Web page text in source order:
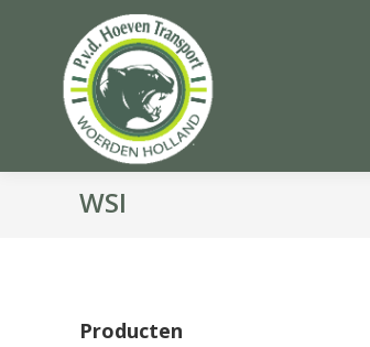
WSI
Producten